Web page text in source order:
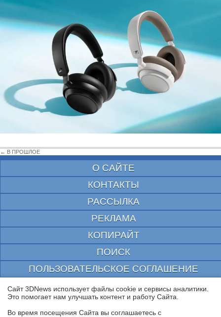
← В ПРОШЛОЕ
О САЙТЕ
КОНТАКТЫ
РАССЫЛКА
РЕКЛАМА
КОПИРАЙТ
ПОИСК
ПОЛЬЗОВАТЕЛЬСКОЕ СОГЛАШЕНИЕ
ЗАЩИЩЕНО CURATOR
© 1997—2026 Электронное периодическое издание "3ДНьюс" | Свидетельство о
Сайт 3DNews использует файлы cookie и сервисы аналитики.
Это помогает нам улучшать контент и работу Cайта.
Во время посещения Cайта вы соглашаетесь с